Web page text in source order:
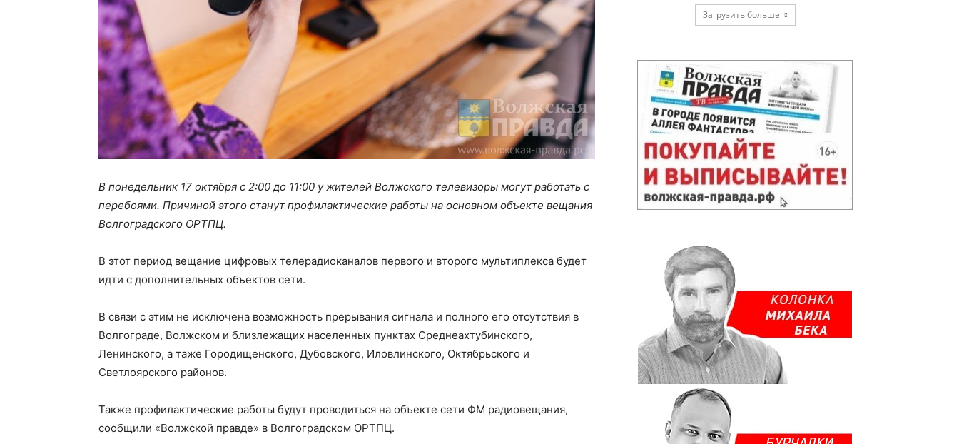
В понедельник 17 октября с 2:00 до 11:00 у жителей Волжского телевизоры могут работать с
перебоями. Причиной этого станут профилактические работы на основном объекте вещания
Волгоградского ОРТПЦ.
В этот период вещание цифровых телерадиоканалов первого и второго мультиплекса будет
идти с дополнительных объектов сети.
В связи с этим не исключена возможность прерывания сигнала и полного его отсутствия в
Волгограде, Волжском и близлежащих населенных пунктах Среднеахтубинского,
Ленинского, а таже Городищенского, Дубовского, Иловлинского, Октябрьского и
Светлоярского районов.
Также профилактические работы будут проводиться на объекте сети ФМ радиовещания,
сообщили «Волжской правде» в Волгоградском ОРТПЦ.
Загрузить больше